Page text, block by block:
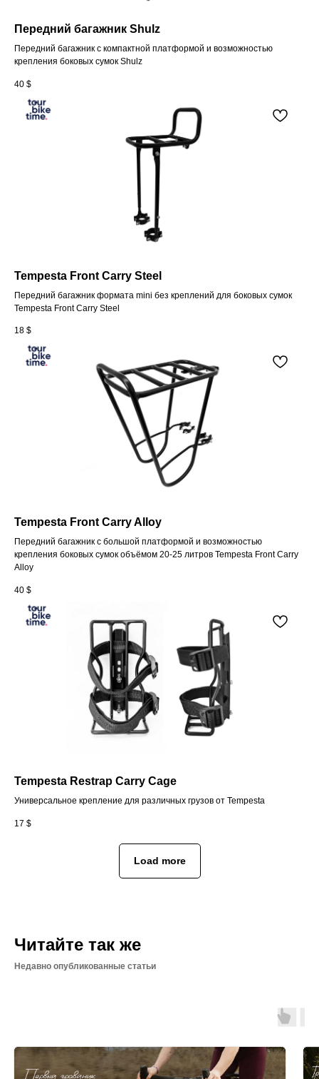
Передний багажник Shulz
Передний багажник c компактной платформой и возможностью
крепления боковых сумок Shulz
40 $
Tempesta Front Carry Steel
Передний багажник формата mini без креплений для боковых сумок
Tempesta Front Carry Steel
18 $
Tempesta Front Carry Alloy
Передний багажник c большой платформой и возможностью
крепления боковых сумок объёмом 20-25 литров Tempesta Front Carry
Alloy
40 $
Tempesta Restrap Carry Cage
Универсальное крепление для различных грузов от Tempesta
17 $
Load more
Читайте так же
Недавно опубликованные статьи